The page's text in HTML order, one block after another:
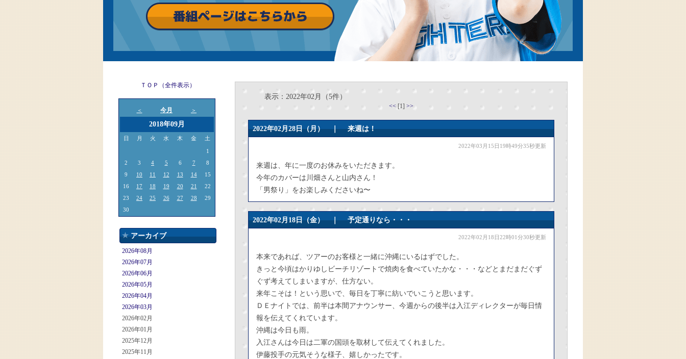
ＴＯＰ（全件表示）
＜ 今月 ＞
2018年09月
日 月 火 水 木 金 土
1
2
3 4 5 6 7
8
9
10 11 12 13 14
15
16
17 18 19 20 21
22
23
24 25 26 27 28
29
30
アーカイブ
2026年08月
2026年07月
2026年06月
2026年05月
2026年04月
2026年03月
2026年02月
2026年01月
2025年12月
2025年11月
表示：2022年02月（5件）
<< [1] >>
2022年02月28日（月） ｜来週は！
2022年03月15日19時49分35秒更新
来週は、年に一度のお休みをいただきます。
今年のカバーは川畑さんと山内さん！
「男祭り」をお楽しみくださいね〜
2022年02月18日（金） ｜予定通りなら・・・
2022年02月18日22時01分30秒更新
本来であれば、ツアーのお客様と一緒に沖縄にいるはずでした。
きっと今頃はかりゆしビーチリゾートで焼肉を食べていたかな・・・などとまだまだぐず
ぐず考えてしまいますが、仕方ない。
来年こそは！という思いで、毎日を丁寧に紡いでいこうと思います。
ＤＥナイトでは、前半は本間アナウンサー、今週からの後半は入江ディレクターが毎日情
報を伝えてくれています。
沖縄は今日も雨。
入江さんは今日は二軍の国頭を取材して伝えてくれました。
伊藤投手の元気そうな様子、嬉しかったです。